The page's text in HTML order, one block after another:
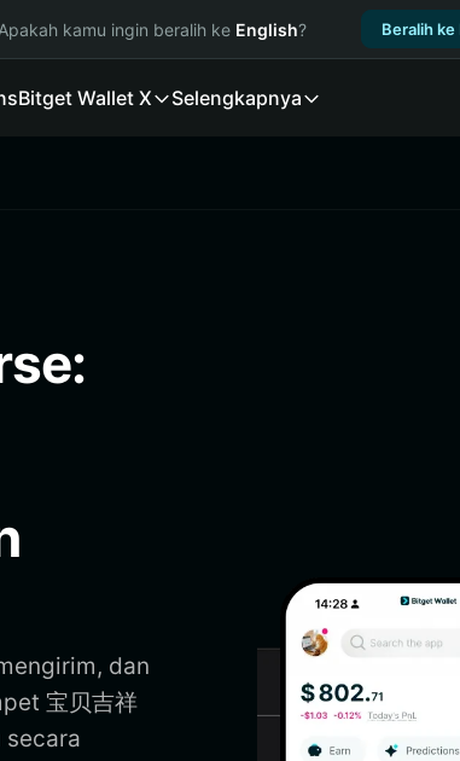
kamu ingin beralih ke English? Beralih ke
Bitget Wallet X Selengkapnya
dan
宝贝吉祥
secara